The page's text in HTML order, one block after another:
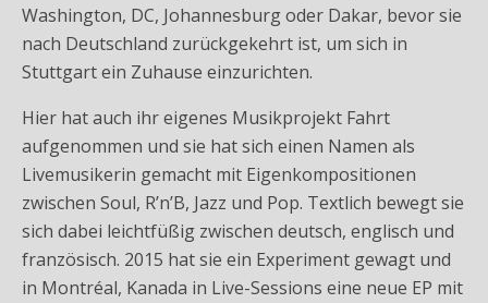
Washington, DC, Johannesburg oder Dakar, bevor sie
nach Deutschland zurückgekehrt ist, um sich in
Stuttgart ein Zuhause einzurichten.
Hier hat auch ihr eigenes Musikprojekt Fahrt
aufgenommen und sie hat sich einen Namen als
Livemusikerin gemacht mit Eigenkompositionen
zwischen Soul, R’n’B, Jazz und Pop. Textlich bewegt sie
sich dabei leichtfüßig zwischen deutsch, englisch und
französisch. 2015 hat sie ein Experiment gewagt und
in Montréal, Kanada in Live-Sessions eine neue EP mit